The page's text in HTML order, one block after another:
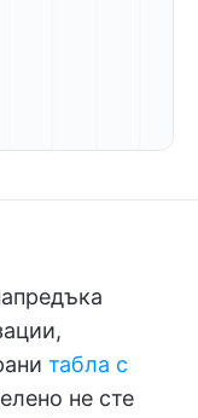
табла с
не сте